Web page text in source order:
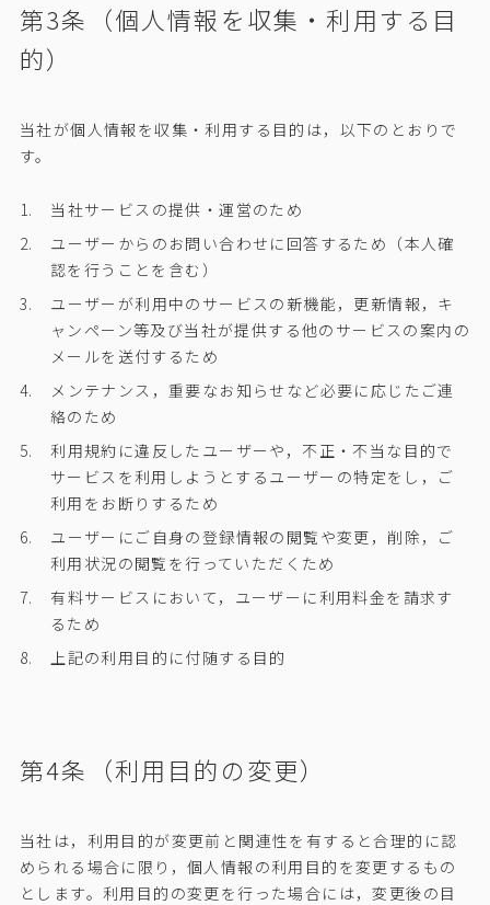
第3条（個人情報を収集・利用する目
的）
当社が個人情報を収集・利用する目的は，以下のとおりで
す。
当社サービスの提供・運営のため
ユーザーからのお問い合わせに回答するため（本人確
認を行うことを含む）
ユーザーが利用中のサービスの新機能，更新情報，キ
ャンペーン等及び当社が提供する他のサービスの案内の
メールを送付するため
メンテナンス，重要なお知らせなど必要に応じたご連
絡のため
利用規約に違反したユーザーや，不正・不当な目的で
サービスを利用しようとするユーザーの特定をし，ご
利用をお断りするため
ユーザーにご自身の登録情報の閲覧や変更，削除，ご
利用状況の閲覧を行っていただくため
有料サービスにおいて，ユーザーに利用料金を請求す
るため
上記の利用目的に付随する目的
第4条（利用目的の変更）
当社は，利用目的が変更前と関連性を有すると合理的に認
められる場合に限り，個人情報の利用目的を変更するもの
とします。利用目的の変更を行った場合には，変更後の目